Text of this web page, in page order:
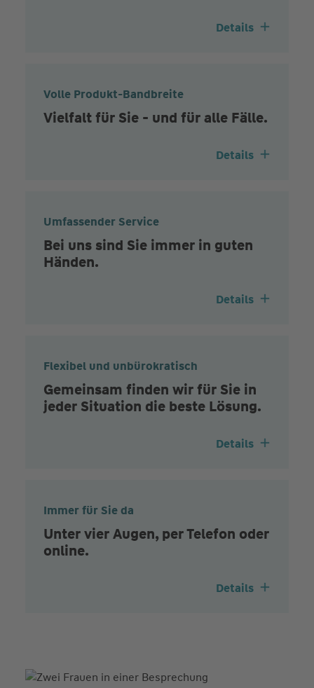
Details
Volle Produkt-Bandbreite
Vielfalt für Sie - und für alle Fälle.
Details
Umfassender Service
Bei uns sind Sie immer in guten
Händen.
Details
Flexibel und unbürokratisch
Gemeinsam finden wir für Sie in
jeder Situation die beste Lösung.
Details
Immer für Sie da
Unter vier Augen, per Telefon oder
online.
Details